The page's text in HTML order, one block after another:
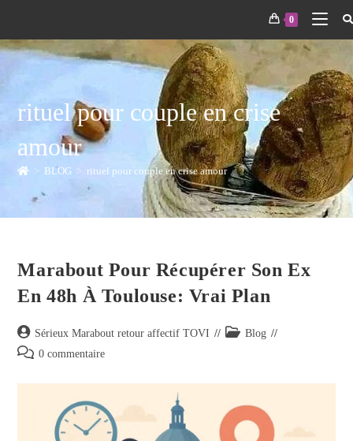
0
rituel pour couple en crise
amour
> BLOG > rituel pour couple en crise amour
Marabout Pour Récupérer Son Ex
En 48h À Toulouse: Vrai Plan
Sérieux Marabout retour affectif TOVI
Blog
0 commentaire